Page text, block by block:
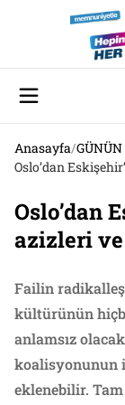
Anasayfa/
Oslo’dan
Oslo’dan
azizleri
Failin
kültürünün
anlamsız
koalisyonunun
eklenebilir.